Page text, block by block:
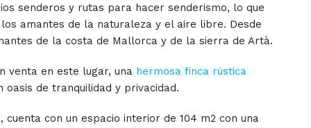
senderos y rutas para hacer senderismo, lo que
amantes de la naturaleza y el aire libre. Desde
de la costa de Mallorca y de la sierra de Artà.
venta en este lugar, una hermosa finca rústica
oasis de tranquilidad y privacidad.
, cuenta con un espacio interior de 104 m2 con una